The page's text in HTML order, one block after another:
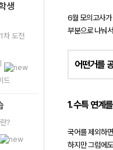
생
차 도전
드
?
6월 모의고사가
부분으로 나눠
어떤거를
1. 수특 연계
국어를 제외하
하지만 그럼에